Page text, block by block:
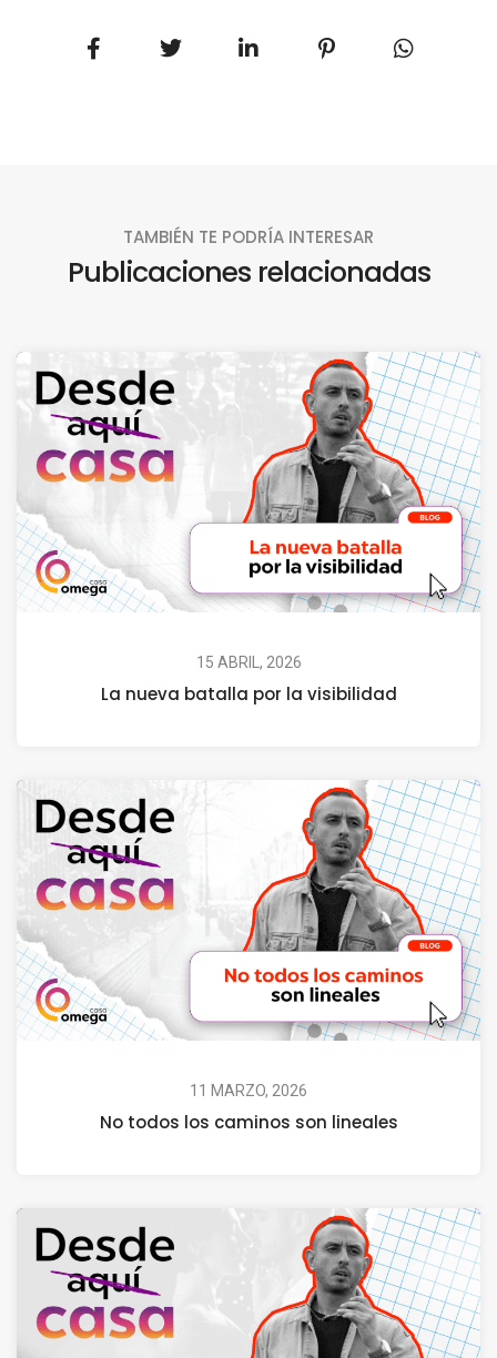
TAMBIÉN TE PODRÍA INTERESAR
Publicaciones relacionadas
15 ABRIL, 2026
La nueva batalla por la visibilidad
11 MARZO, 2026
No todos los caminos son lineales